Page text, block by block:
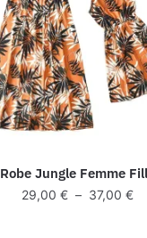
Robe Jungle Femme
29,00€ – 37,00€